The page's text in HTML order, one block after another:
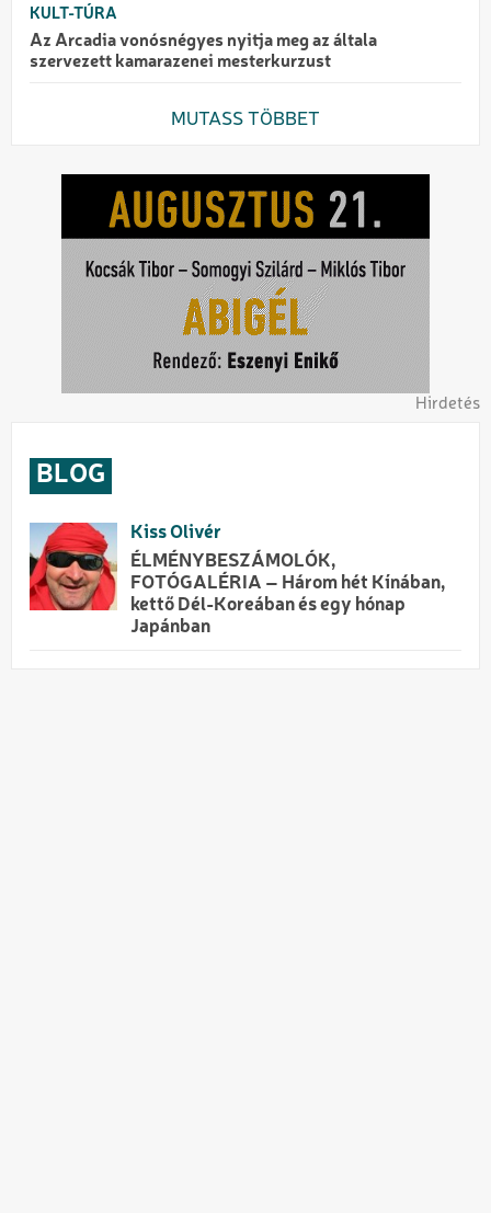
KULT-TÚRA
Az Arcadia vonósnégyes nyitja meg az általa
szervezett kamarazenei mesterkurzust
MUTASS TÖBBET
Hirdetés
BLOG
Kiss Olivér
ÉLMÉNYBESZÁMOLÓK,
FOTÓGALÉRIA – Három hét Kínában,
kettő Dél-Koreában és egy hónap
Japánban